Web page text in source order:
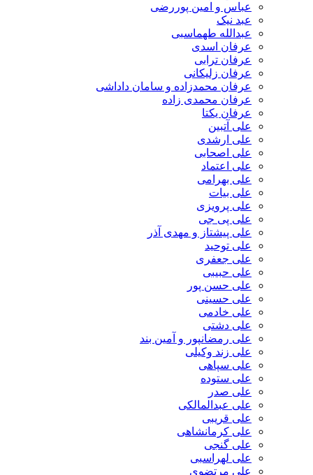
عباس و امین پوررضی
عبد نیک
عبدالله طهماسبی‎
عرفان اسدی
عرفان ترابی
عرفان زلیکانی
عرفان محمدزاده و سامان داداشی
عرفان محمدی زاده
عرفان یکتا
علی آتبین
علی ارشدی
علی اصحابی
علی اعتماد
علی بهرامی
علی بیات
علی پرویزی
علی پی جی
علی پیشتاز و مهدی آذر
علی توحید
علی جعفری
علی حبیبی
علی حسن پور
علی حسینی
علی خادمی
علی دشتی
علی رمضانپور و آمین بند
علی زند وکیلی
علی سپاهی
علی ستوده
علی صدر
علی عبدالمالکی
علی قریبی
علی کرمانشاهی
علی گنجی
علی لهراسبی
علی مرتضوی